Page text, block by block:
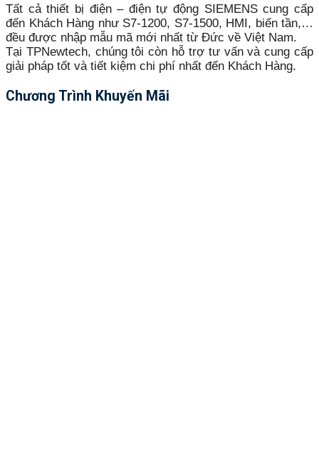
Tất cả thiết bị điện – điện tự động SIEMENS cung cấp
đến Khách Hàng như S7-1200, S7-1500, HMI, biến tần,…
đều được nhập mẫu mã mới nhất từ Đức về Việt Nam.
Tại TPNewtech, chúng tôi còn hỗ trợ tư vấn và cung cấp
giải pháp tốt và tiết kiệm chi phí nhất đến Khách Hàng.
Chương Trình Khuyến Mãi